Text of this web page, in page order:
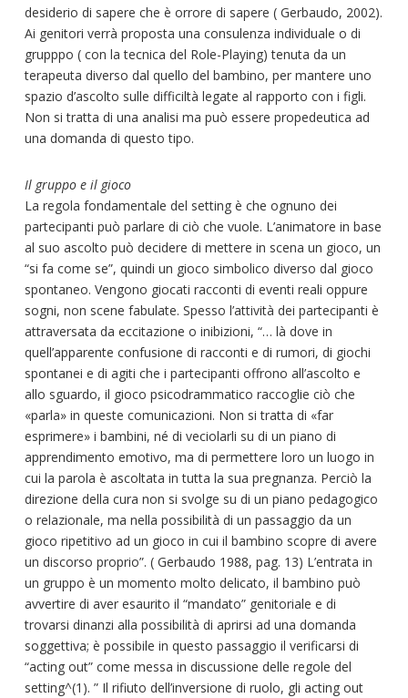
desiderio di sapere che è orrore di sapere ( Gerbaudo, 2002).
Ai genitori verrà proposta una consulenza individuale o di
grupppo ( con la tecnica del Role-Playing) tenuta da un
terapeuta diverso dal quello del bambino, per mantere uno
spazio d’ascolto sulle difficiltà legate al rapporto con i figli.
Non si tratta di una analisi ma può essere propedeutica ad
una domanda di questo tipo.
Il gruppo e il gioco
La regola fondamentale del setting è che ognuno dei
partecipanti può parlare di ciò che vuole. L’animatore in base
al suo ascolto può decidere di mettere in scena un gioco, un
“si fa come se”, quindi un gioco simbolico diverso dal gioco
spontaneo. Vengono giocati racconti di eventi reali oppure
sogni, non scene fabulate. Spesso l’attività dei partecipanti è
attraversata da eccitazione o inibizioni, “… là dove in
quell’apparente confusione di racconti e di rumori, di giochi
spontanei e di agiti che i partecipanti offrono all’ascolto e
allo sguardo, il gioco psicodrammatico raccoglie ciò che
«parla» in queste comunicazioni. Non si tratta di «far
esprimere» i bambini, né di veciolarli su di un piano di
apprendimento emotivo, ma di permettere loro un luogo in
cui la parola è ascoltata in tutta la sua pregnanza. Perciò la
direzione della cura non si svolge su di un piano pedagogico
o relazionale, ma nella possibilità di un passaggio da un
gioco ripetitivo ad un gioco in cui il bambino scopre di avere
un discorso proprio”. ( Gerbaudo 1988, pag. 13) L’entrata in
un gruppo è un momento molto delicato, il bambino può
avvertire di aver esaurito il “mandato” genitoriale e di
trovarsi dinanzi alla possibilità di aprirsi ad una domanda
soggettiva; è possibile in questo passaggio il verificarsi di
“acting out” come messa in discussione delle regole del
setting^(1). ” Il rifiuto dell’inversione di ruolo, gli acting out